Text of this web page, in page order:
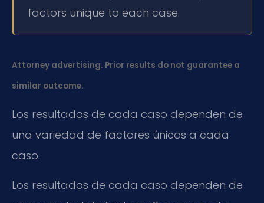
factors unique to each case.
Attorney advertising. Prior results do not guarantee a
similar outcome.
Los resultados de cada caso dependen de
una variedad de factores únicos a cada
caso.
Los resultados de cada caso dependen de